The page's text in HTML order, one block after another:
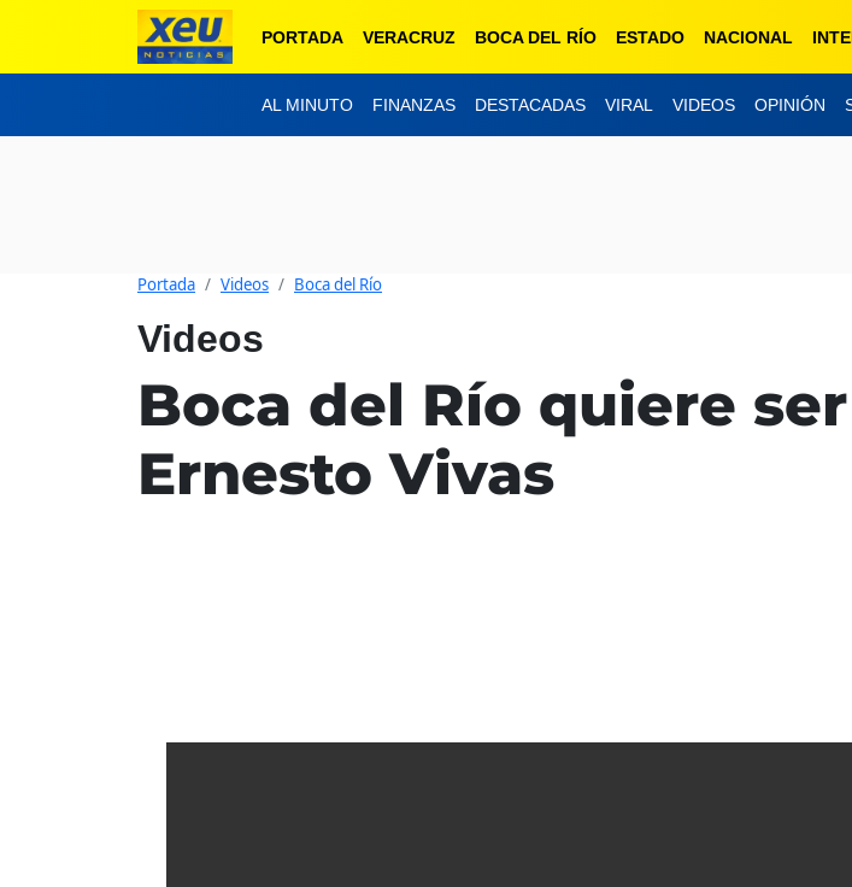
PORTADA VERACRUZ BOCA DEL RÍO ESTADO NACIONAL
AL MINUTO FINANZAS DESTACADAS VIRAL VIDEOS OPINIÓN
Portada Videos Boca del Río
Videos
Boca del Río quiere
Ernesto Vivas